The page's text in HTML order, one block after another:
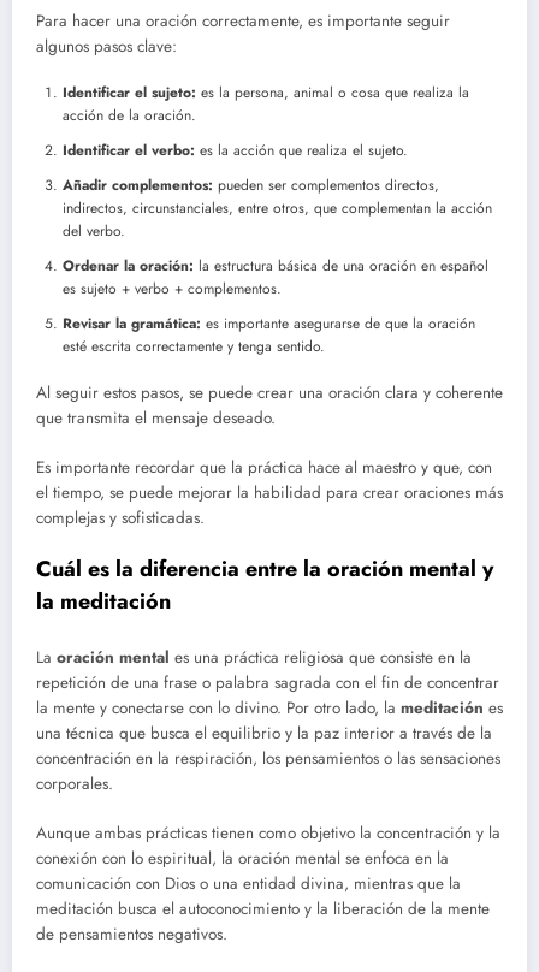
Para hacer una oración correctamente, es importante seguir
algunos pasos clave:
Identificar el sujeto: es la persona, animal o cosa que realiza la
acción de la oración.
Identificar el verbo: es la acción que realiza el sujeto.
Añadir complementos: pueden ser complementos directos,
indirectos, circunstanciales, entre otros, que complementan la acción
del verbo.
Ordenar la oración: la estructura básica de una oración en español
es sujeto + verbo + complementos.
Revisar la gramática: es importante asegurarse de que la oración
esté escrita correctamente y tenga sentido.
Al seguir estos pasos, se puede crear una oración clara y coherente
que transmita el mensaje deseado.
Es importante recordar que la práctica hace al maestro y que, con
el tiempo, se puede mejorar la habilidad para crear oraciones más
complejas y sofisticadas.
Cuál es la diferencia entre la oración mental y
la meditación
La oración mental es una práctica religiosa que consiste en la
repetición de una frase o palabra sagrada con el fin de concentrar
la mente y conectarse con lo divino. Por otro lado, la meditación es
una técnica que busca el equilibrio y la paz interior a través de la
concentración en la respiración, los pensamientos o las sensaciones
corporales.
Aunque ambas prácticas tienen como objetivo la concentración y la
conexión con lo espiritual, la oración mental se enfoca en la
comunicación con Dios o una entidad divina, mientras que la
meditación busca el autoconocimiento y la liberación de la mente
de pensamientos negativos.